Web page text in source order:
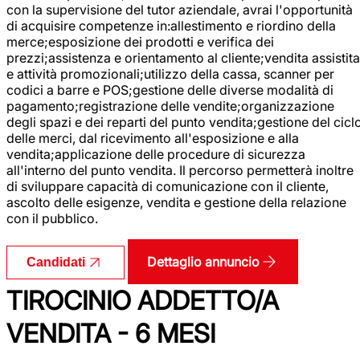
con la supervisione del tutor aziendale, avrai l'opportunità
di acquisire competenze in:allestimento e riordino della
merce;esposizione dei prodotti e verifica dei
prezzi;assistenza e orientamento al cliente;vendita assistita
e attività promozionali;utilizzo della cassa, scanner per
codici a barre e POS;gestione delle diverse modalità di
pagamento;registrazione delle vendite;organizzazione
degli spazi e dei reparti del punto vendita;gestione del
delle merci, dal ricevimento all'esposizione e alla
vendita;applicazione delle procedure di sicurezza
all'interno del punto vendita. Il percorso permetterà inoltre
di sviluppare capacità di comunicazione con il cliente,
ascolto delle esigenze, vendita e gestione della relazione
con il pubblico.
Candidati Dettaglio annuncio
TIROCINIO ADDETTO/A
VENDITA - 6 MESI